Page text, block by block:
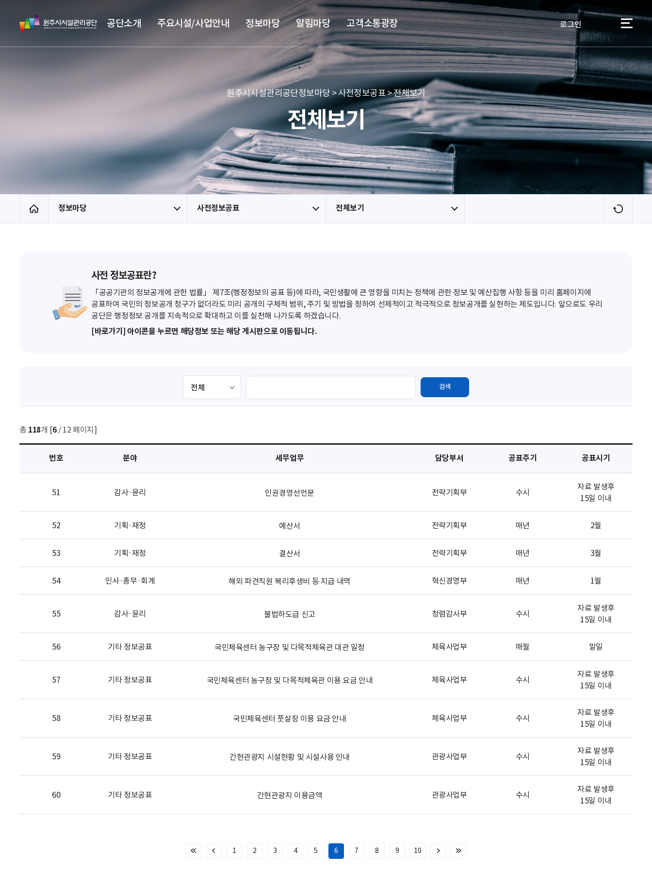
본문 바로가기
메뉴 바로가기
원
주
시
관
단
공단소개 주요시설/사업안내 정보마당 알림마당 고객소통광장 로그인 이용자
원주시시설관리공단정보마당 > 사전정보공표 > 전체보기
전체보기
홈 정보마당 사전정보공표 전체보기
새
로
사전 정보공표란?
「공공기관의 정보공개에 관한 법률」 제7조(행정정보의 공표 등)에 따라, 국민생활에 큰 영향을 미치는 정책에 관한 정보 및 예산집행 사항 등을 미리 홈페이지에
공표하여 국민의 정보공개 청구가 없더라도 미리 공개의 구체적 범위, 주기 및 방법을 정하여 선제적이고 적극적으로 정보공개를 실현하는 제도입니다. 앞으로도 우리
공단은 행정정보 공개를 지속적으로 확대하고 이를 실천해 나가도록 하겠습니다.
[바로가기] 아이콘을 누르면 해당정보 또는 해당 게시판으로 이동됩니다.
검
검색
총 118개 [6/ 12 페이지]
번호 분야 세무업무 담당부서 공표주기 공표시기
51 감사·윤리 인권경영선언문 전략기획부 수시
자료 발생후
15일 이내
52 기획·재정 예산서 전략기획부 매년 2월
53 기획·재정 결산서 전략기획부 매년 3월
54 인사·총무·회계 해외 파견직원 복리후생비 등 지급 내역 혁신경영부 매년 1월
55 감사·윤리 불법하도급 신고 청렴감사부 수시
자료 발생후
15일 이내
56 기타 정보공표 국민체육센터 농구장 및 다목적체육관 대관 일정 체육사업부 매월 말일
57 기타 정보공표 국민체육센터 농구장 및 다목적체육관 이용 요금 안내 체육사업부 수시
자료 발생후
15일 이내
58 기타 정보공표 국민체육센터 풋살장 이용 요금 안내 체육사업부 수시
자료 발생후
15일 이내
59 기타 정보공표 간현관광지 시설현황 및 시설사용 안내 관광사업부 수시
자료 발생후
15일 이내
60 기타 정보공표 간현관광지 이용금액 관광사업부 수시
자료 발생후
15일 이내
처
이
1 2 3 4 5 6 7 8 9 10
다
마